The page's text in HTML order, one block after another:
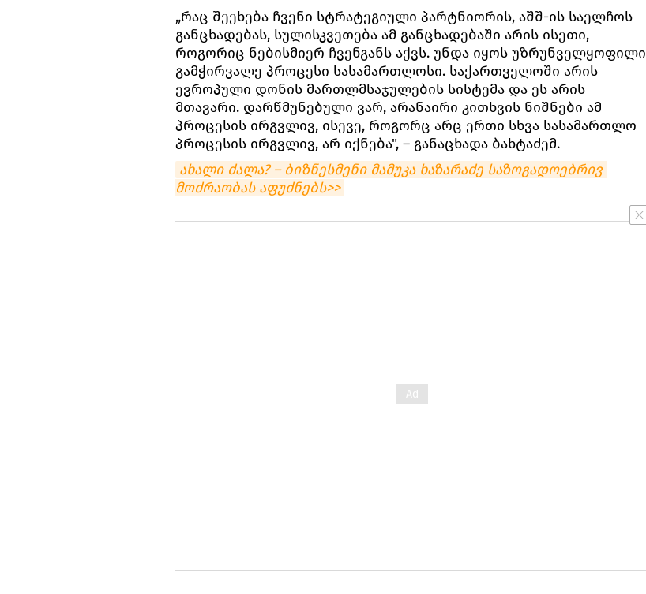
„რაც შეეხება ჩვენი სტრატეგიული პარტნიორის, აშშ-ის საელჩოს
განცხადებას, სულისკვეთება ამ განცხადებაში არის ისეთი,
როგორიც ნებისმიერ ჩვენგანს აქვს. უნდა იყოს უზრუნველყოფილი
გამჭირვალე პროცესი სასამართლოსი. საქართველოში არის
ევროპული დონის მართლმსაჯულების სისტემა და ეს არის
მთავარი. დარწმუნებული ვარ, არანაირი კითხვის ნიშნები ამ
პროცესის ირგვლივ, ისევე, როგორც არც ერთი სხვა სასამართლო
პროცესის ირგვლივ, არ იქნება", – განაცხადა ბახტაძემ.
ახალი ძალა? – ბიზნესმენი მამუკა ხაზარაძე საზოგადოებრივ
მოძრაობას აფუძნებს>>